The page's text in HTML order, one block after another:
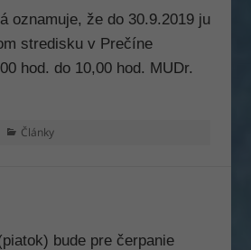
oznamuje, že do 30.9.2019 ju
stredisku v Prečíne
hod. do 10,00 hod. MUDr.
Kategórie
Články
bude pre čerpanie